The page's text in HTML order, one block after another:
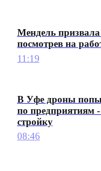
Мендель
посмотрев на
11:19
В Уфе дроны
по предприятиям
стройку
08:46